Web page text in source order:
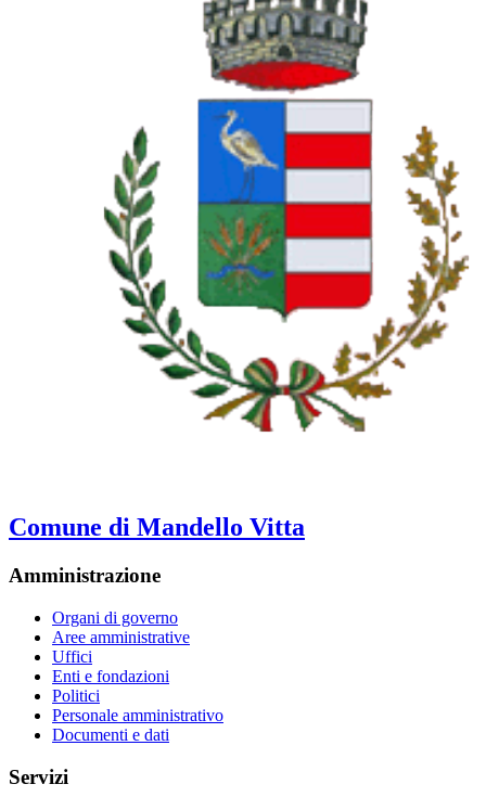
Comune di Mandello Vitta
Amministrazione
Organi di governo
Aree amministrative
Uffici
Enti e fondazioni
Politici
Personale amministrativo
Documenti e dati
Servizi